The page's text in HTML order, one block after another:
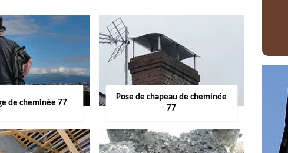
de cheminée 77
Pose de chapeau de cheminée
77